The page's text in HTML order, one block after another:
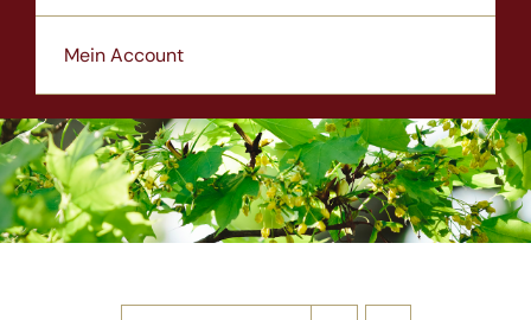
Shop
Mein Account